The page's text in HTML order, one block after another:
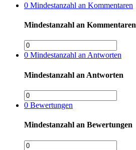
0 Mindestanzahl an Kommentaren
Mindestanzahl an Kommentaren
0 Mindestanzahl an Antworten
Mindestanzahl an Antworten
0 Bewertungen
Mindestanzahl an Bewertungen